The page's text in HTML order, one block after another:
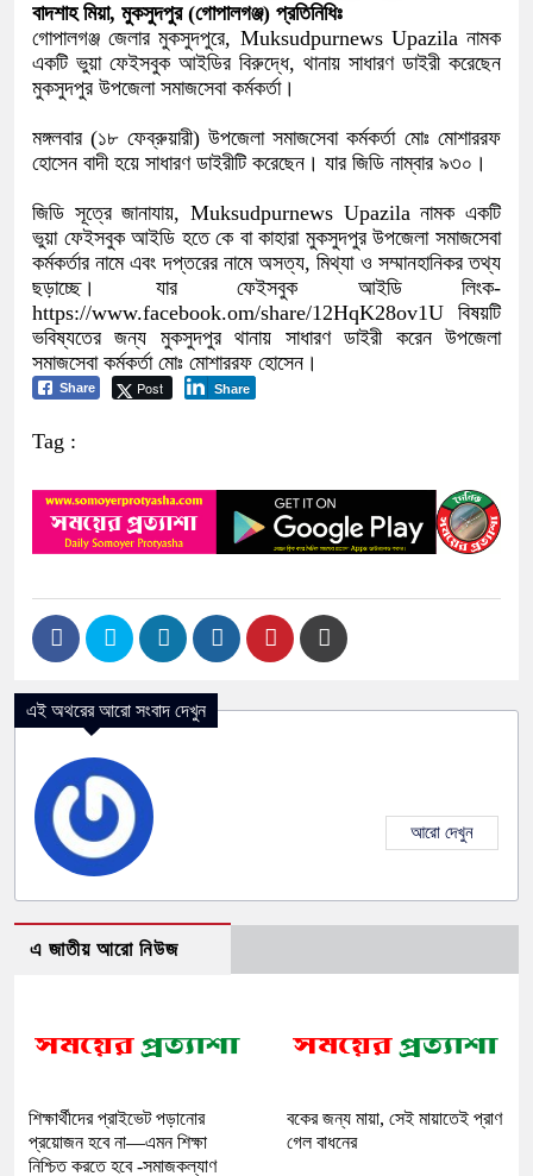
বাদশাহ মিয়া, মুকসুদপুর (গোপালগঞ্জ) প্রতিনিধিঃ
গোপালগঞ্জ জেলার মুকসুদপুরে, Muksudpurnews Upazila নামক
একটি ভুয়া ফেইসবুক আইডির বিরুদ্ধে, থানায় সাধারণ ডাইরী করেছেন
মুকসুদপুর উপজেলা সমাজসেবা কর্মকর্তা।
মঙ্গলবার (১৮ ফেব্রুয়ারী) উপজেলা সমাজসেবা কর্মকর্তা মোঃ মোশাররফ
হোসেন বাদী হয়ে সাধারণ ডাইরীটি করেছেন। যার জিডি নাম্বার ৯৩০।
জিডি সূত্রে জানাযায়, Muksudpurnews Upazila নামক একটি
ভুয়া ফেইসবুক আইডি হতে কে বা কাহারা মুকসুদপুর উপজেলা সমাজসেবা
কর্মকর্তার নামে এবং দপ্তরের নামে অসত্য, মিথ্যা ও সম্মানহানিকর তথ্য
ছড়াচ্ছে। যার ফেইসবুক আইডি লিংক-
https://www.facebook.om/share/12HqK28ov1U বিষয়টি
ভবিষ্যতের জন্য মুকসুদপুর থানায় সাধারণ ডাইরী করেন উপজেলা
সমাজসেবা কর্মকর্তা মোঃ মোশাররফ হোসেন।
Share Post Share
Tag :
এই অথরের আরো সংবাদ দেখুন
আরো দেখুন
এ জাতীয় আরো নিউজ
শিক্ষার্থীদের প্রাইভেট পড়ানোর
প্রয়োজন হবে না—এমন শিক্ষা
নিশ্চিত করতে হবে -সমাজকল্যাণ
বকের জন্য মায়া, সেই মায়াতেই প্রাণ
গেল বাধনের